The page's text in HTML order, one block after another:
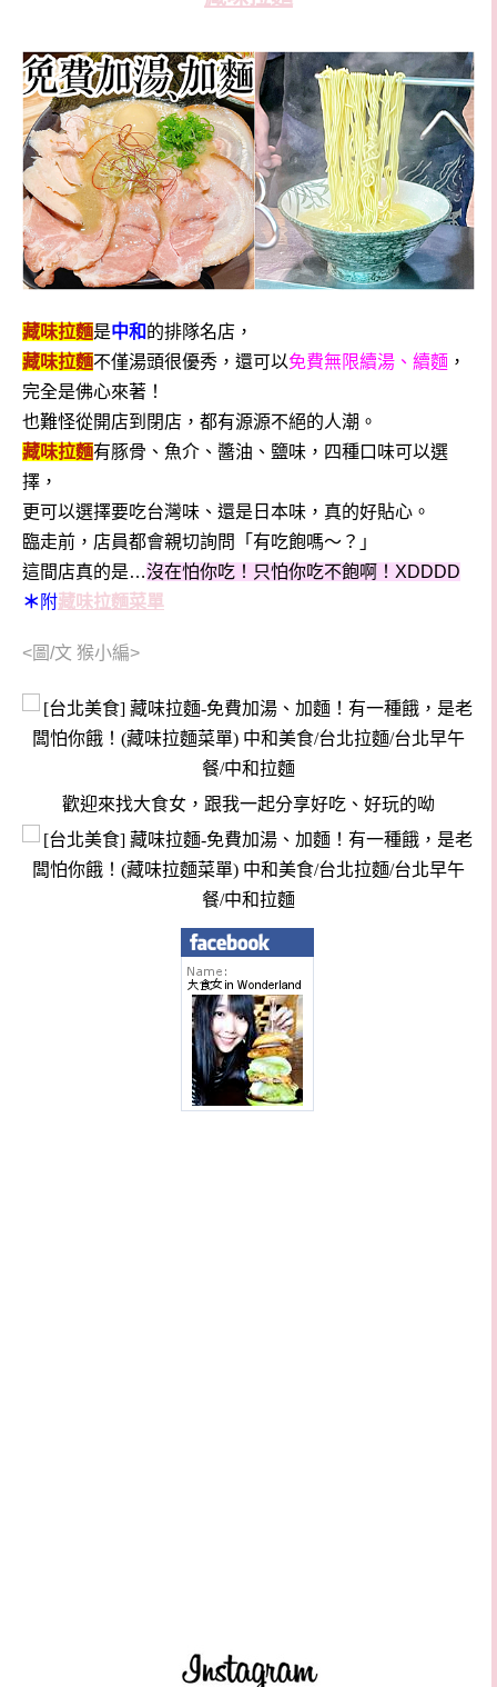
藏味拉麵是中和的排隊名店，
藏味拉麵不僅湯頭很優秀，還可以免費無限續湯、續麵 ，
完全是佛心來著！
也難怪從開店到閉店，都有源源不絕的人潮。
藏味拉麵有豚骨、魚介、醬油、鹽味，四種口味可以選
擇，
更可以選擇要吃台灣味、還是日本味，真的好貼心。
臨走前，店員都會親切詢問「有吃飽嗎～？」
這間店真的是…沒在怕你吃！只怕你吃不飽啊！XDDDD
＊ 附藏味拉麵菜單
<圖/文 猴小編>
歡迎來找大食女，跟我一起分享好吃、好玩的呦